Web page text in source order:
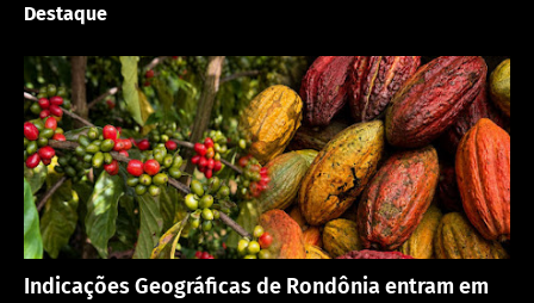
Destaque
Indicações Geográficas de Rondônia entram em